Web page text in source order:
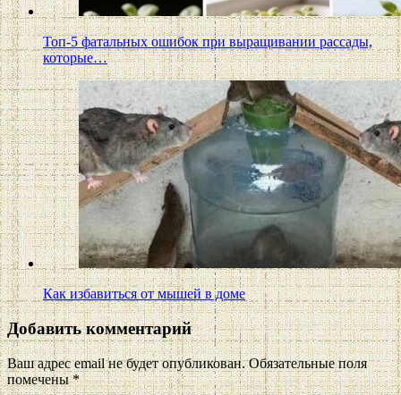
Топ-5 фатальных ошибок при выращивании рассады,
которые…
Как избавиться от мышей в доме
Добавить комментарий
Ваш адрес email не будет опубликован. Обязательные поля
помечены*